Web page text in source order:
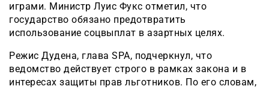
играми. Министр Луис Фукс отметил, что
государство обязано предотвратить
использование соцвыплат в азартных целях.
Режис Дудена, глава SPA, подчеркнул, что
ведомство действует строго в рамках закона и в
интересах защиты прав льготников. По его словам,